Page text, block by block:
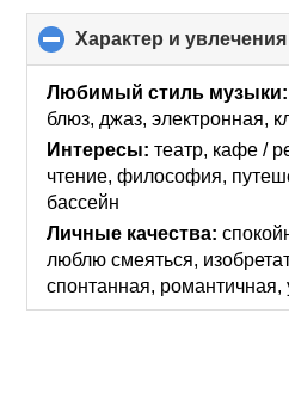
Характер и увлечения
Любимый стиль музыки:
блюз, джаз, электронная,
Интересы: театр, кафе /
чтение, философия,
бассейн
Личные качества:
люблю смеяться,
спонтанная, романтичная,